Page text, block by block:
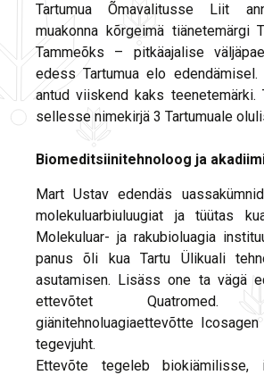
Tartumua Õmavalitusse Liit
muakonna kõrgeimä tiänetemärgi
Tammeõks – pitkäajalise
edess Tartumua elo
antud viiskend kaks teenetemärki.
sellesse nimekirjä 3 Tartumuale
Biomeditsiinitehnoloog ja
Mart Ustav edendäs
molekuluarbiuluugiat ja tüütas
Molekuluar- ja rakubioluagia
panus õli kua Tartu Ülikuali
asutamisen. Lisäss one ta vägä
ettevõtet
giänitehnoluagiaettevõtte Icosagen
tegevjuht.
Ettevõte tegeleb biokiämilisse,